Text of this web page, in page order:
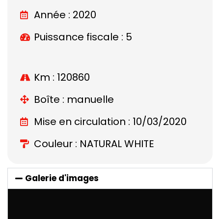
Année : 2020
Puissance fiscale : 5
Km : 120860
Boîte : manuelle
Mise en circulation : 10/03/2020
Couleur : NATURAL WHITE
Galerie d'images